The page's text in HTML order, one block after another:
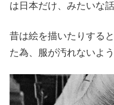
は日本だけ、みたいな
昔は絵を描いたりする
た為、服が汚れないよ